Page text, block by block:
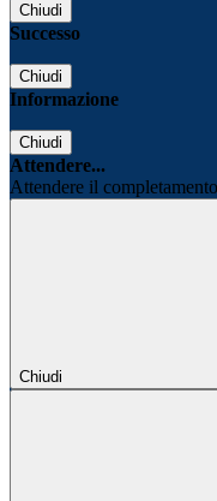
Chiudi
Successo
Chiudi
Informazione
Chiudi
Attendere...
Attendere il
Chiudi